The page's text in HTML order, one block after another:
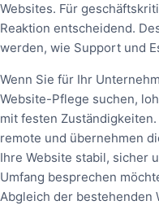
Websites. Für
Reaktion entscheidend.
werden, wie Support und
Wenn Sie für Ihr
Website-Pflege suchen,
mit festen
remote und übernehmen
Ihre Website stabil, sicher
Umfang besprechen
Abgleich der bestehenden